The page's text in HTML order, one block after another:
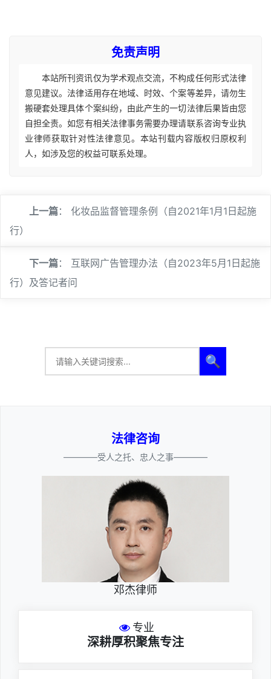
免责声明
本站所刊资讯仅为学术观点交流，不构成任何形式法律
意见建议。法律适用存在地域、时效、个案等差异，请勿生
搬硬套处理具体个案纠纷，由此产生的一切法律后果皆由您
自担全责。如您有相关法律事务需要办理请联系咨询专业执
业律师获取针对性法律意见。本站刊载内容版权归原权利
人，如涉及您的权益可联系处理。
上一篇： 化妆品监督管理条例（自2021年1月1日起施
行）
下一篇： 互联网广告管理办法（自2023年5月1日起施
行）及答记者问
🔍
法律咨询
————受人之托、忠人之事————
邓杰律师
专业
深耕厚积聚焦专注